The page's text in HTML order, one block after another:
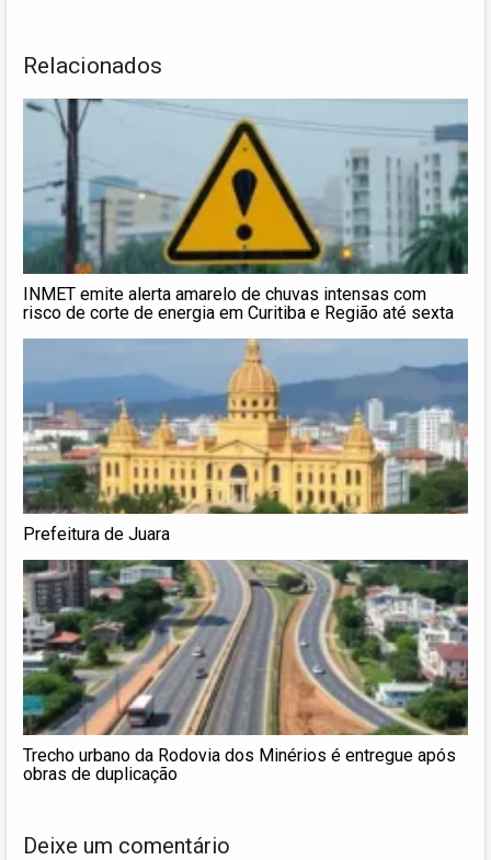
Relacionados
INMET emite alerta amarelo de chuvas intensas com
risco de corte de energia em Curitiba e Região até sexta
Prefeitura de Juara
Trecho urbano da Rodovia dos Minérios é entregue após
obras de duplicação
Deixe um comentário